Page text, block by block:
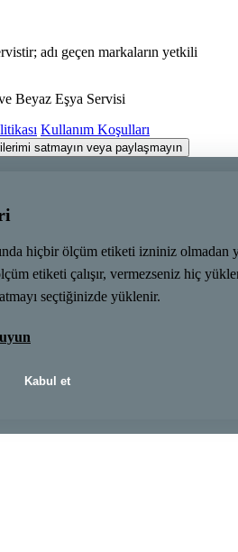
adı geçen markaların yetkili
Beyaz Eşya Servisi
Kullanım Koşulları
satmayın veya paylaşmayın
hiçbir ölçüm etiketi izniniz olmadan
etiketi çalışır, vermezseniz hiç
seçtiğinizde yüklenir.
Kabul et